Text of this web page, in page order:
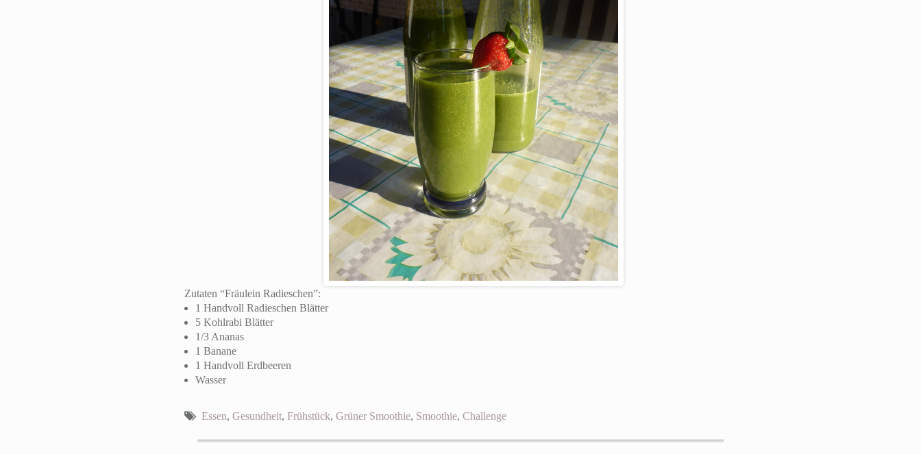
Zutaten “Fräulein Radieschen”:
1 Handvoll Radieschen Blätter
5 Kohlrabi Blätter
1/3 Ananas
1 Banane
1 Handvoll Erdbeeren
Wasser
Essen, Gesundheit, Frühstück, Grüner Smoothie, Smoothie, Challenge